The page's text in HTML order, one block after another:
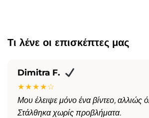
Τι λένε οι επισκέπτες μας
Dimitra F.
★★★★☆
Μου έλειψε μόνο ένα βίντεο, αλλιώς
Στάλθηκα χωρίς προβλήματα.